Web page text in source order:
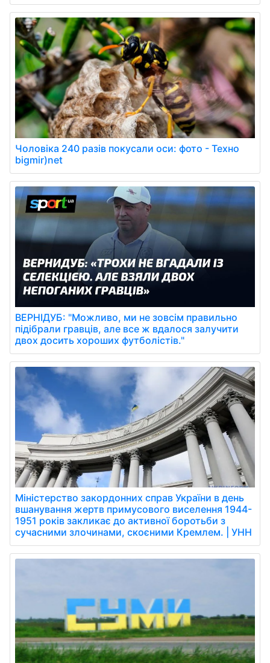
Чоловіка 240 разів покусали оси: фото - Техно
bigmir)net
ВЕРНІДУБ: "Можливо, ми не зовсім правильно
підібрали гравців, але все ж вдалося залучити
двох досить хороших футболістів."
Міністерство закордонних справ України в день
вшанування жертв примусового виселення 1944-
1951 років закликає до активної боротьби з
сучасними злочинами, скоєними Кремлем. | УНН